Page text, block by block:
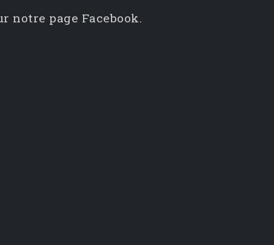
notre page Facebook.